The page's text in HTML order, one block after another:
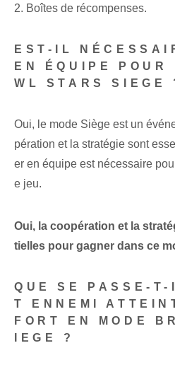
2. Boîtes de récompenses.
EST-IL
EN ÉQUIPE POUR
WL STARS SIEGE
Oui, le mode Siège est un
pération et la stratégie sont
er en équipe est nécessaire
e jeu.
Oui, la coopération et la
tielles pour gagner dans ce
QUE SE PASSE-
T ENNEMI
FORT EN MODE
IEGE ?